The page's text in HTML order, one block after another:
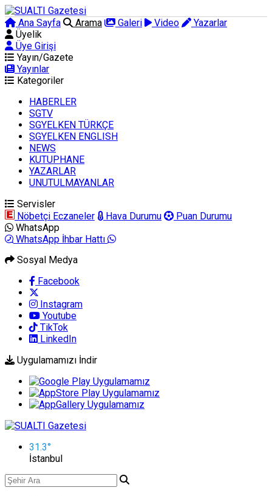
Ana Sayfa Arama Galeri Video
Yazarlar
Üyelik
Üye Girişi
Yayın/Gazete
Yayınlar
Kategoriler
HABERLER
SGTV
SGYELKEN TÜRKÇE
SGYELKEN ENGLISH
NEWS
KUTUPHANE
YAZARLAR
UNUTULMAYANLAR
Servisler
Nöbetçi Eczaneler
Hava Durumu
Puan Durumu
WhatsApp
WhatsApp İhbar Hattı
Sosyal Medya
Facebook
Instagram
Youtube
TikTok
LinkedIn
Uygulamamızı İndir
31.3°
İstanbul